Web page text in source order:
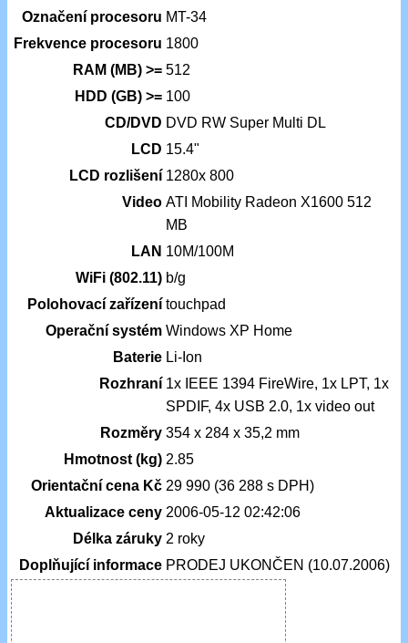
Označení procesoru MT-34
Frekvence procesoru 1800
RAM (MB) >= 512
HDD (GB) >= 100
CD/DVD DVD RW Super Multi DL
LCD 15.4"
LCD rozlišení 1280x 800
Video ATI Mobility Radeon X1600 512
MB
LAN 10M/100M
WiFi (802.11) b/g
Polohovací zařízení touchpad
Operační systém Windows XP Home
Baterie Li-Ion
Rozhraní 1x IEEE 1394 FireWire, 1x LPT, 1x
SPDIF, 4x USB 2.0, 1x video out
Rozměry 354 x 284 x 35,2 mm
Hmotnost (kg) 2.85
Orientační cena Kč 29 990 (36 288 s DPH)
Aktualizace ceny 2006-05-12 02:42:06
Délka záruky 2 roky
Doplňující informace PRODEJ UKONČEN (10.07.2006)